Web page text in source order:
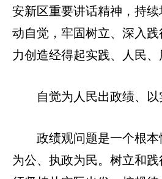
安新区重要讲话精神，持
动自觉，牢固树立、深入
力创造经得起实践、人民、
自觉为人民出政绩、
政绩观问题是一个根
为公、执政为民。树立和